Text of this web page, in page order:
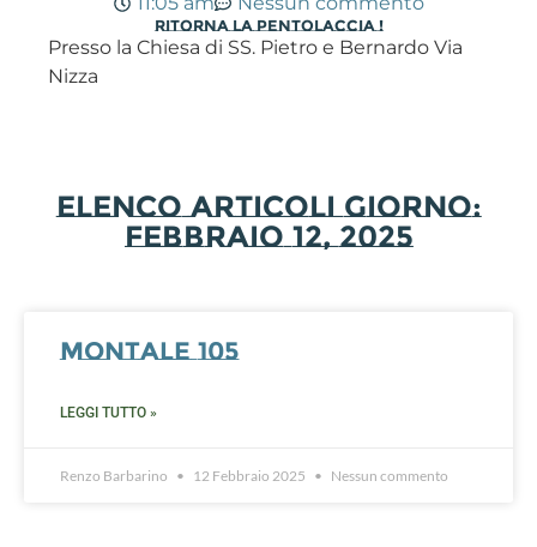
RITORNA LA PENTOLACCIA !
Presso la Chiesa di SS. Pietro e Bernardo Via
Nizza
Elenco Articoli Giorno:
Febbraio 12, 2025
Montale 105
LEGGI TUTTO »
Renzo Barbarino 12 Febbraio 2025 Nessun commento